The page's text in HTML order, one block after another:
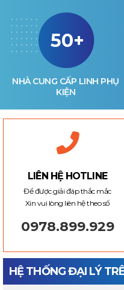
50+
NHÀ CUNG CẤP LINH PHỤ
KIỆN
LIÊN HỆ HOTLINE
Để được giải đáp thắc mắc
Xin vui lòng liên hệ theo số
0978.899.929
HỆ THỐNG ĐẠI LÝ